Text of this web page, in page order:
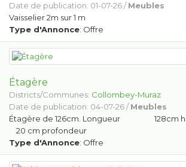
Date de publication: 01-07-26 /Meubles
Vaisselier 2m sur 1 m
Type d'Annonce: Offre
Étagère
Districts/Communes: Collombey-Muraz
Date de publication: 04-07-26 /Meubles
Étagère de 126cm. Longueur
20 cm profondeur
Type d'Annonce: Offre